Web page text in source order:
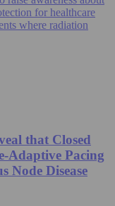
for healthcare
where radiation
that Closed
Adaptive Pacing
Node Disease